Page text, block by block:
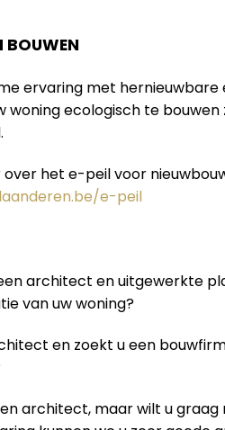
BOUWEN
ervaring met
woning ecologisch te
over het e-peil voor
e-peil
architect en uitgewerkte
van uw woning?
en zoekt u een
architect, maar wilt u